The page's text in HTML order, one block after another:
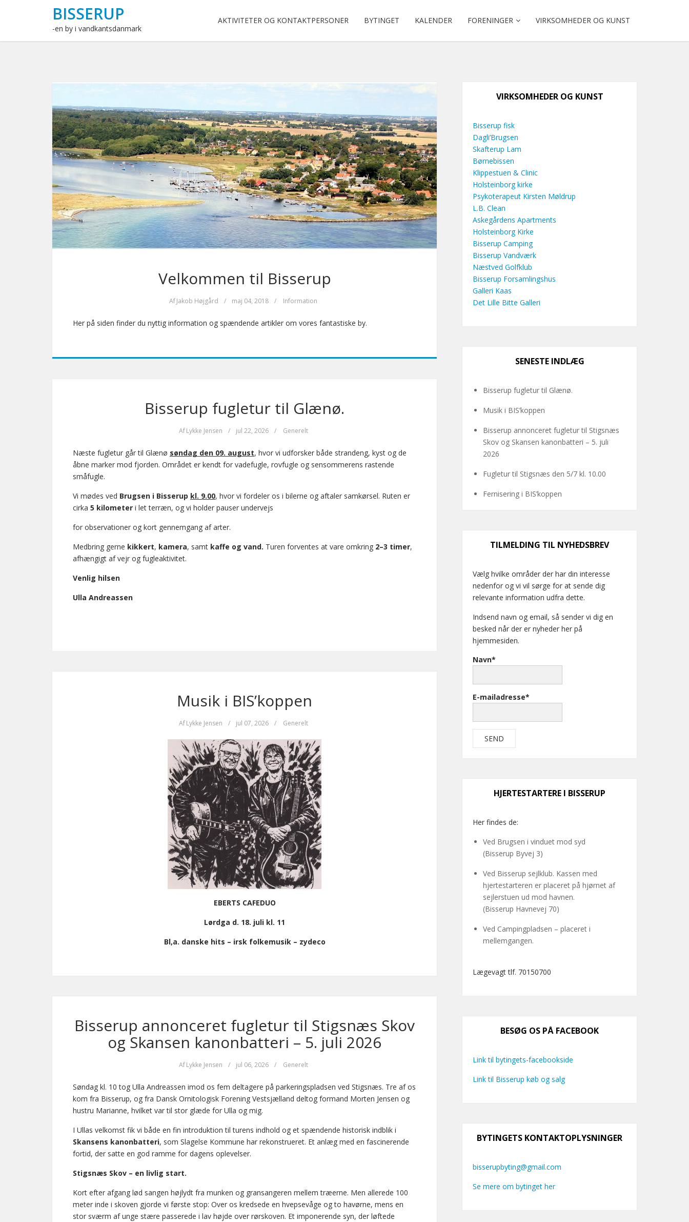
BISSERUP
-en by i vandkantsdanmark
AKTIVITETER OG KONTAKTPERSONER BYTINGET KALENDER FORENINGER VIRKSOMHEDER OG KUNST
Velkommen til Bisserup
AfJakob Højgård / maj 04, 2018 / Information
Her på siden finder du nyttig information og spændende artikler om vores fantastiske by.
Bisserup fugletur til Glænø.
Af Lykke Jensen / jul 22, 2026 / Generelt
Næste fugletur går til Glænø søndag den 09. august, hvor vi udforsker både strandeng, kyst og de
åbne marker mod fjorden. Området er kendt for vadefugle, rovfugle og sensommerens rastende
småfugle.
Vi mødes ved Brugsen i Bisserup kl. 9.00, hvor vi fordeler os i bilerne og aftaler samkørsel. Ruten er
cirka 5 kilometer i let terræn, og vi holder pauser undervejs
for observationer og kort gennemgang af arter.
Medbring gerne kikkert, kamera, samt kaffe og vand. Turen forventes at vare omkring 2–3 timer,
afhængigt af vejr og fugleaktivitet.
Venlig hilsen
Ulla Andreassen
Musik i BIS’koppen
Af Lykke Jensen / jul 07, 2026 / Generelt
EBERTS CAFEDUO
Lørdga d. 18. juli kl. 11
Bl,a. danske hits – irsk folkemusik – zydeco
Bisserup annonceret fugletur til Stigsnæs Skov
og Skansen kanonbatteri – 5. juli 2026
Af Lykke Jensen / jul 06, 2026 / Generelt
Søndag kl. 10 tog Ulla Andreassen imod os fem deltagere på parkeringspladsen ved Stigsnæs. Tre af os
kom fra Bisserup, og fra Dansk Ornitologisk Forening Vestsjælland deltog formand Morten Jensen og
hustru Marianne, hvilket var til stor glæde for Ulla og mig.
I Ullas velkomst fik vi både en fin introduktion til turens indhold og et spændende historisk indblik i
Skansens kanonbatteri, som Slagelse Kommune har rekonstrueret. Et anlæg med en fascinerende
fortid, der satte en god ramme for dagens oplevelser.
Stigsnæs Skov – en livlig start.
Kort efter afgang lød sangen højlydt fra munken og gransangeren mellem træerne. Men allerede 100
meter inde i skoven gjorde vi første stop: Over os kredsede en hvepsevåge og to havørne, mens en
stor sværm af unge stære passerede i lav højde over rørskoven. Et imponerende syn, der løftede
VIRKSOMHEDER OG KUNST
Bisserup fisk
Dagli’Brugsen
Skafterup Lam
Børnebissen
Klippestuen & Clinic
Holsteinborg kirke
Psykoterapeut Kirsten Møldrup
L.B. Clean
Askegårdens Apartments
Holsteinborg Kirke
Bisserup Camping
Bisserup Vandværk
Næstved Golfklub
Bisserup Forsamlingshus
Galleri Kaas
Det Lille Bitte Galleri
SENESTE INDLÆG
Bisserup fugletur til Glænø.
Musik i BIS’koppen
Bisserup annonceret fugletur til Stigsnæs
Skov og Skansen kanonbatteri – 5. juli
2026
Fugletur til Stigsnæs den 5/7 kl. 10.00
Fernisering i BIS’koppen
TILMELDING TIL NYHEDSBREV
Vælg hvilke områder der har din interesse
nedenfor og vi vil sørge for at sende dig
relevante information udfra dette.
Indsend navn og email, så sender vi dig en
besked når der er nyheder her på
hjemmesiden.
Navn*
E-mailadresse*
HJERTESTARTERE I BISSERUP
Her findes de:
Ved Brugsen i vinduet mod syd
(Bisserup Byvej 3)
Ved Bisserup sejlklub. Kassen med
hjertestarteren er placeret på hjørnet af
sejlerstuen ud mod havnen.
(Bisserup Havnevej 70)
Ved Campingpladsen – placeret i
mellemgangen.
Lægevagt tlf. 70150700
BESØG OS PÅ FACEBOOK
Link til bytingets-facebookside
Link til Bisserup køb og salg
BYTINGETS KONTAKTOPLYSNINGER
bisserupbyting@gmail.com
Se mere om bytinget her